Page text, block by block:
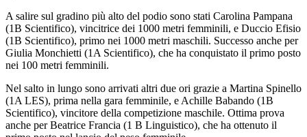
A salire sul gradino più alto del podio sono stati Carolina Pampana
(1B Scientifico), vincitrice dei 1000 metri femminili, e Duccio Efisio
(1B Scientifico), primo nei 1000 metri maschili. Successo anche per
Giulia Monchietti (1A Scientifico), che ha conquistato il primo posto
nei 100 metri femminili.
Nel salto in lungo sono arrivati altri due ori grazie a Martina Spinello
(1A LES), prima nella gara femminile, e Achille Babando (1B
Scientifico), vincitore della competizione maschile. Ottima prova
anche per Beatrice Francia (1 B Linguistico), che ha ottenuto il